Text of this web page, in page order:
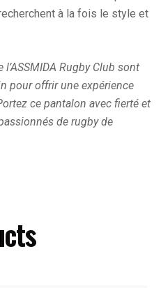
à la fois le style et
Rugby Club sont
pour offrir une expérience
ce pantalon avec fierté et
de rugby de